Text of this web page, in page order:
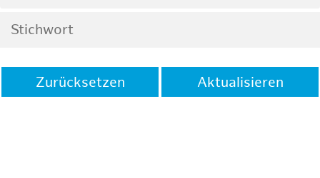
Zurücksetzen Aktualisieren